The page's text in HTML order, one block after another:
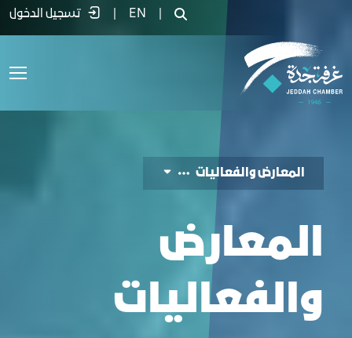
المعارض والفعاليات - غرفة جدة
EN تسجيل الدخول
المعارض والفعاليات
المعارض
والفعاليات